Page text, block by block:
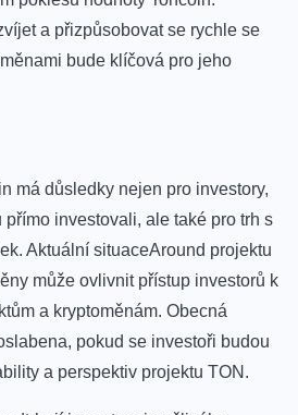
a​ přizpůsobovat se rychle se
bude klíčová pro jeho
má důsledky nejen pro⁢ investory,
přímo investovali, ‌ale ⁤také ⁢pro⁤ trh ‌s
Aktuální situaceAround projektu
⁣může⁣ ovlivnit přístup investorů k
a kryptoměnám.‍ Obecná
pokud se ⁤investoři budou⁢
a perspektiv projektu TON.